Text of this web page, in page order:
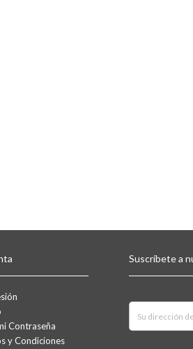
Contraseña
y Condiciones
Suscríbete a